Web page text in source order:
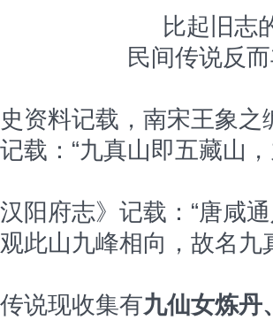
比起旧志
民间传说反
资料记载，南宋王象
载：“九真山即五藏山
阳府志》记载：“唐咸
此山九峰相向，故名九
说现收集有九仙女炼丹